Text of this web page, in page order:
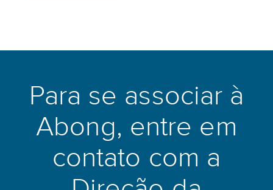
Para se associar à
Abong, entre em
contato com a